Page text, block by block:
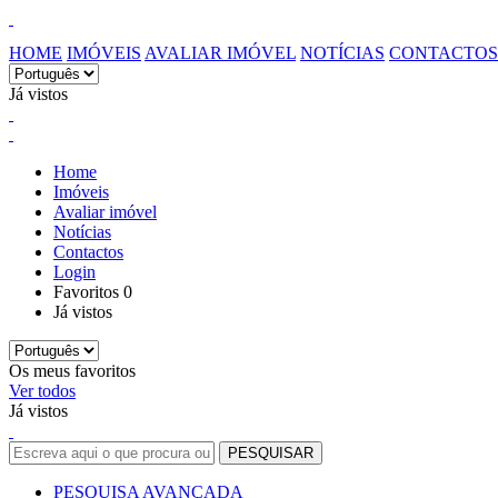
HOME IMÓVEIS AVALIAR IMÓVEL NOTÍCIAS CONTACTOS
Já vistos
Home
Imóveis
Avaliar imóvel
Notícias
Contactos
Login
Favoritos 0
Já vistos
Os meus favoritos
Ver todos
Já vistos
PESQUISA AVANÇADA